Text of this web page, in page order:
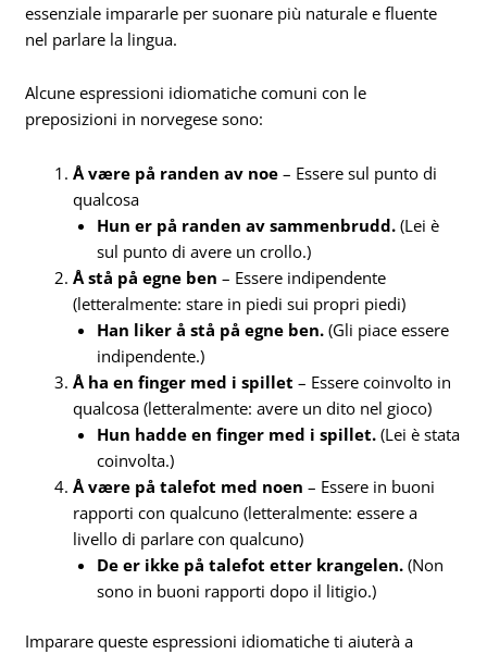
essenziale impararle per suonare più naturale e fluente
nel parlare la lingua.
Alcune espressioni idiomatiche comuni con le
preposizioni in norvegese sono:
Å være på randen av noe – Essere sul punto di
qualcosa
Hun er på randen av sammenbrudd. (Lei è
sul punto di avere un crollo.)
Å stå på egne ben – Essere indipendente
(letteralmente: stare in piedi sui propri piedi)
Han liker å stå på egne ben. (Gli piace essere
indipendente.)
Å ha en finger med i spillet – Essere coinvolto in
qualcosa (letteralmente: avere un dito nel gioco)
Hun hadde en finger med i spillet. (Lei è stata
coinvolta.)
Å være på talefot med noen – Essere in buoni
rapporti con qualcuno (letteralmente: essere a
livello di parlare con qualcuno)
De er ikke på talefot etter krangelen. (Non
sono in buoni rapporti dopo il litigio.)
Imparare queste espressioni idiomatiche ti aiuterà a